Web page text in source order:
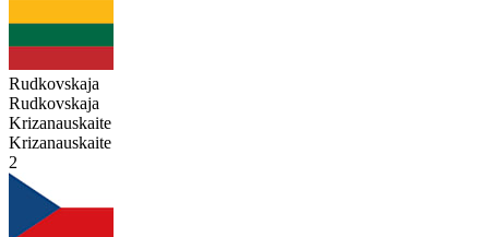
Rudkovskaja
Rudkovskaja
Krizanauskaite
Krizanauskaite
2